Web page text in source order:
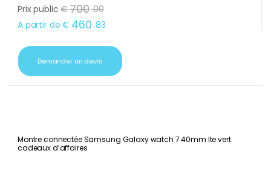
Prix public €700.00
A partir de € 460 .83
Demander un devis
Montre connectée Samsung Galaxy watch 7 40mm lte vert
cadeaux d’affaires